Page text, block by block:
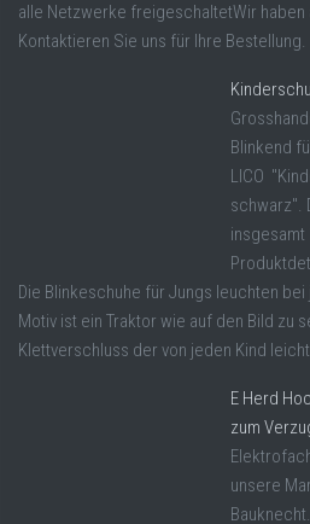
alle Netzwerke freigeschaltetWir haben
Kontaktieren Sie uns für Ihre Bestellung.
Blinkend
LICO
schwarz".
insgesamt
Die Blinkeschuhe für Jungs leuchten
Motiv ist ein Traktor wie auf den Bild zu
Klettverschluss der von jeden Kind
E Herd
zum
unsere